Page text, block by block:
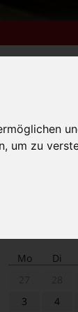
um zu
Mo Di
3
4